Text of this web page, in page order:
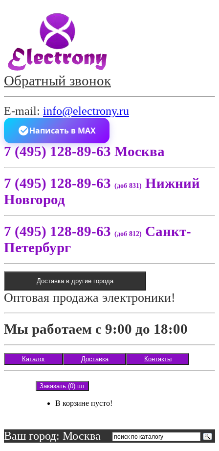
Обратный звонок
E-mail: info@electrony.ru
Написать в MAX
7 (495) 128-89-63 Москва
7 (495) 128-89-63 (доб 831) Нижний
Новгород
7 (495) 128-89-63 (доб 812) Санкт-
Петербург
Доставка в другие города
Оптовая продажа электроники!
Мы работаем с 9:00 до 18:00
Каталог Доставка Контакты
Заказать (0) шт
В корзине пусто!
Ваш город: Москва